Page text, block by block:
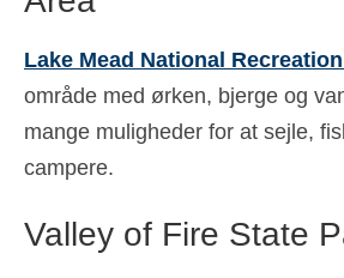
Lake Mead National
område med ørken, bjerge og
mange muligheder for at sejle,
campere.
Valley of Fire State